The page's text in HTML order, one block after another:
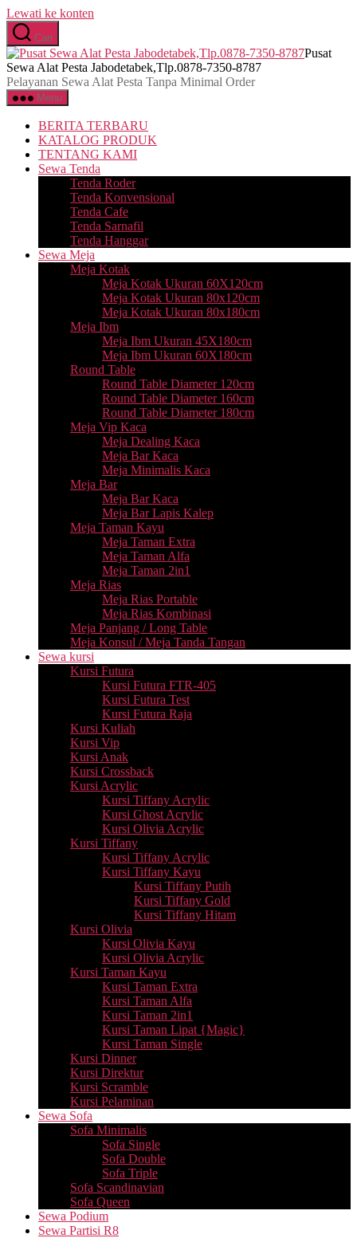
Lewati ke konten
Cari
Pusat
Sewa Alat Pesta Jabodetabek,Tlp.0878-7350-8787
Pelayanan Sewa Alat Pesta Tanpa Minimal Order
Menu
BERITA TERBARU
KATALOG PRODUK
TENTANG KAMI
Sewa Tenda
Tenda Roder
Tenda Konvensional
Tenda Cafe
Tenda Sarnafil
Tenda Hanggar
Sewa Meja
Meja Kotak
Meja Kotak Ukuran 60X120cm
Meja Kotak Ukuran 80x120cm
Meja Kotak Ukuran 80x180cm
Meja Ibm
Meja Ibm Ukuran 45X180cm
Meja Ibm Ukuran 60X180cm
Round Table
Round Table Diameter 120cm
Round Table Diameter 160cm
Round Table Diameter 180cm
Meja Vip Kaca
Meja Dealing Kaca
Meja Bar Kaca
Meja Minimalis Kaca
Meja Bar
Meja Bar Kaca
Meja Bar Lapis Kalep
Meja Taman Kayu
Meja Taman Extra
Meja Taman Alfa
Meja Taman 2in1
Meja Rias
Meja Rias Portable
Meja Rias Kombinasi
Meja Panjang / Long Table
Meja Konsul / Meja Tanda Tangan
Sewa kursi
Kursi Futura
Kursi Futura FTR-405
Kursi Futura Test
Kursi Futura Raja
Kursi Kuliah
Kursi Vip
Kursi Anak
Kursi Crossback
Kursi Acrylic
Kursi Tiffany Acrylic
Kursi Ghost Acrylic
Kursi Olivia Acrylic
Kursi Tiffany
Kursi Tiffany Acrylic
Kursi Tiffany Kayu
Kursi Tiffany Putih
Kursi Tiffany Gold
Kursi Tiffany Hitam
Kursi Olivia
Kursi Olivia Kayu
Kursi Olivia Acrylic
Kursi Taman Kayu
Kursi Taman Extra
Kursi Taman Alfa
Kursi Taman 2in1
Kursi Taman Lipat {Magic}
Kursi Taman Single
Kursi Dinner
Kursi Direktur
Kursi Scramble
Kursi Pelaminan
Sewa Sofa
Sofa Minimalis
Sofa Single
Sofa Double
Sofa Triple
Sofa Scandinavian
Sofa Queen
Sewa Podium
Sewa Partisi R8